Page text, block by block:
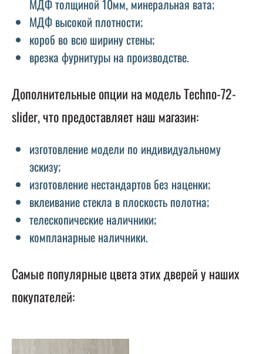
МДФ толщиной 10мм, минеральная вата;
МДФ высокой плотности;
короб во всю ширину стены;
врезка фурнитуры на производстве.
Дополнительные опции на модель Techno-72-
slider, что предоставляет наш магазин:
изготовление модели по индивидуальному
эскизу;
изготовление нестандартов без наценки;
вклеивание стекла в плоскость полотна;
телескопические наличники;
компланарные наличники.
Самые популярные цвета этих дверей у наших
покупателей: